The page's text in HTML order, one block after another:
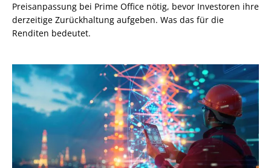
Preisanpassung bei Prime Office nötig, bevor Investoren ihre
derzeitige Zurückhaltung aufgeben. Was das für die
Renditen bedeutet.